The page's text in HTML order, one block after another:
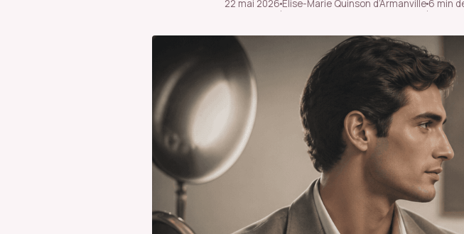
22 mai 2026
·
Élise-Marie Quinson d’Armanville
·
6 min